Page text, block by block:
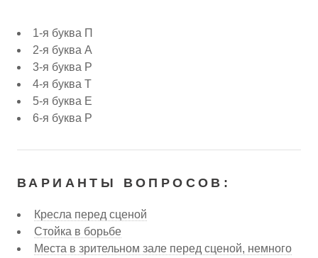
1-я буква П
2-я буква А
3-я буква Р
4-я буква Т
5-я буква Е
6-я буква Р
ВАРИАНТЫ ВОПРОСОВ:
Кресла перед сценой
Стойка в борьбе
Места в зрительном зале перед сценой, немного